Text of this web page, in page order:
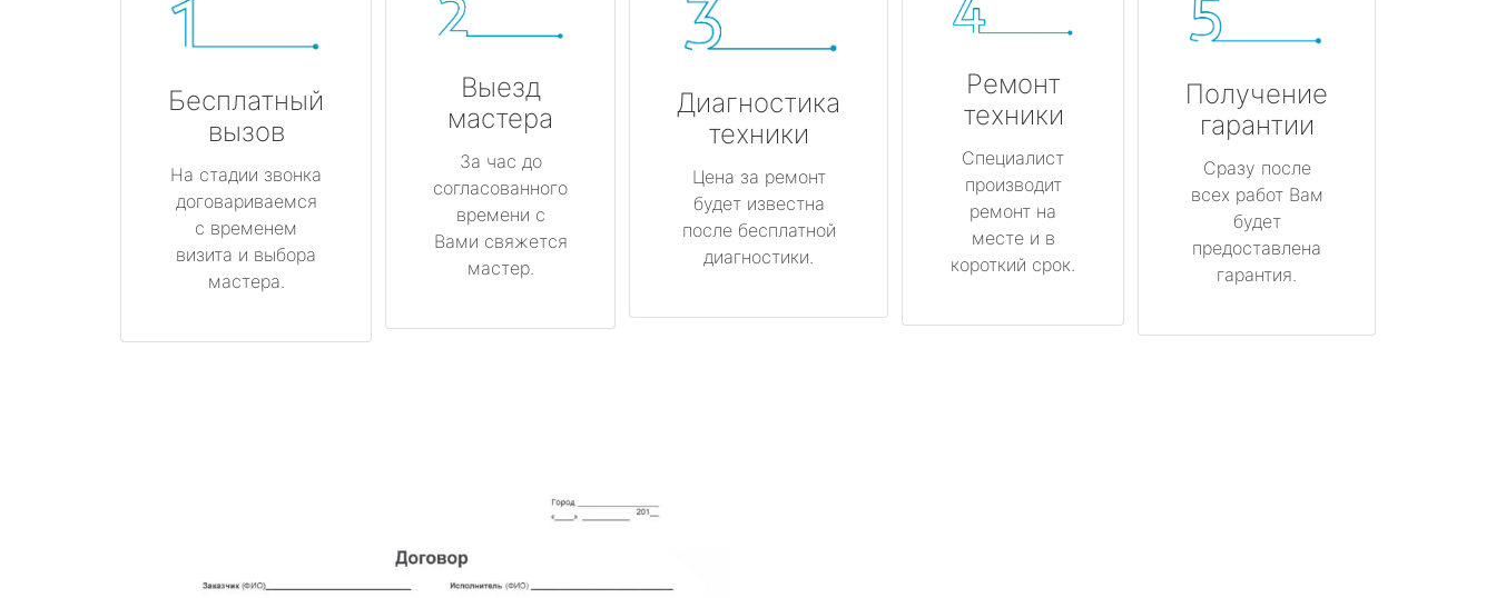
Бесплатный
вызов
На стадии звонка
договариваемся
с временем
визита и выбора
мастера.
Выезд
мастера
За час до
согласованного
времени с
Вами свяжется
мастер.
Диагностика
техники
Цена за ремонт
будет известна
после бесплатной
диагностики.
Ремонт
техники
Специалист
производит
ремонт на
месте и в
короткий срок.
Получение
гарантии
Сразу после
всех работ Вам
будет
предоставлена
гарантия.